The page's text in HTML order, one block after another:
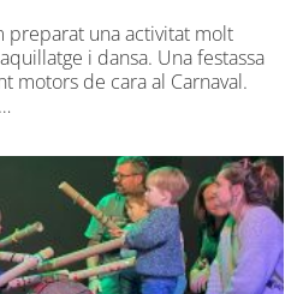
preparat una activitat molt
i dansa. Una festassa
motors de cara al Carnaval.